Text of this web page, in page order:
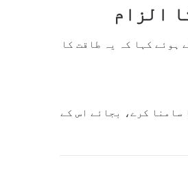
الزام
ہوئے کہا کہ یہ طاقت کا
سامنا کرے، بجائے اس کے